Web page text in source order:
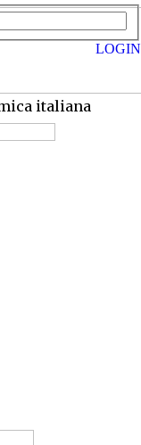
italiana
LOGIN